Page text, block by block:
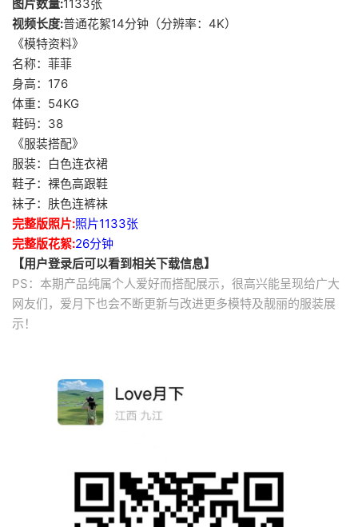
图片数量:1133张
视频长度:普通花絮14分钟（分辨率：4K）
《模特资料》
名称：菲菲
身高：176
体重：54KG
鞋码：38
《服装搭配》
服装：白色连衣裙
鞋子：裸色高跟鞋
袜子：肤色连裤袜
完整版照片:照片1133张
完整版花絮:26分钟
【用户登录后可以看到相关下载信息】
PS：本期产品纯属个人爱好而搭配展示，很高兴能呈现给广大
网友们，爱月下也会不断更新与改进更多模特及靓丽的服装展
示！